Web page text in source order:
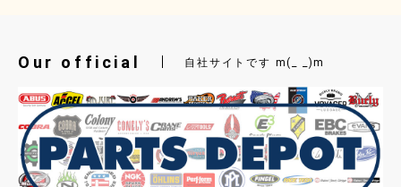
Our official 自社サイトです m(_ _)m